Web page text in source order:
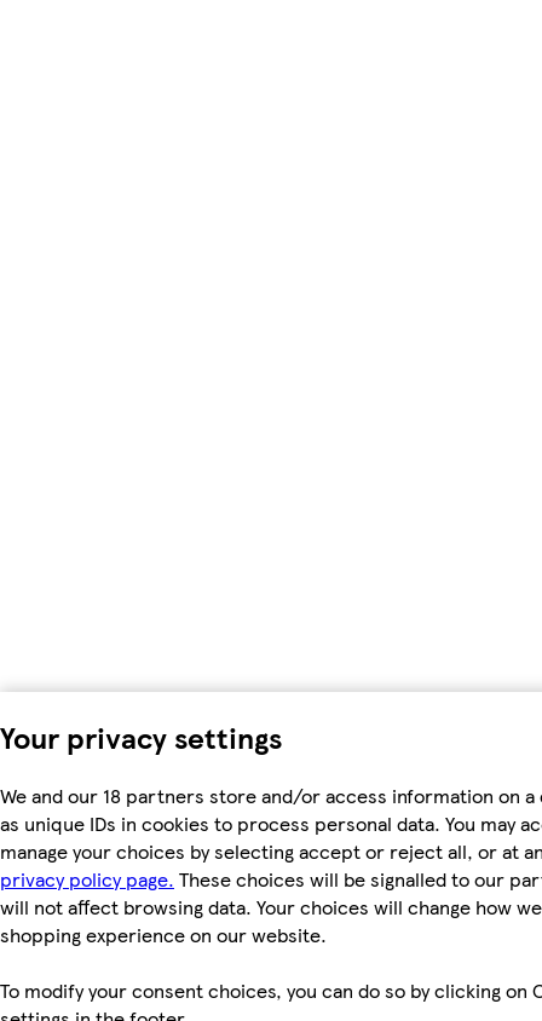
Your privacy settings
We and our 18 partners store and/or access information on
as unique IDs in cookies to process personal data. You may
manage your choices by selecting accept or reject all, or at
privacy policy page. These choices will be signalled to our
will not affect browsing data. Your choices will change how
shopping experience on our website.
To modify your consent choices, you can do so by clicking on